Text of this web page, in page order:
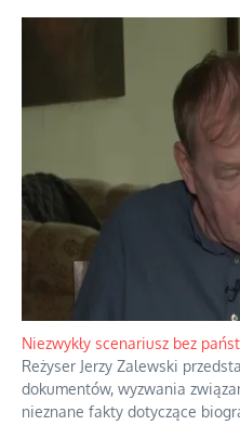
Domowe polowanie na wolne
Przez dziesięciolecia miliony
rozgłośni radiowych, pomimo
wszystko, aby je zagłuszyć....